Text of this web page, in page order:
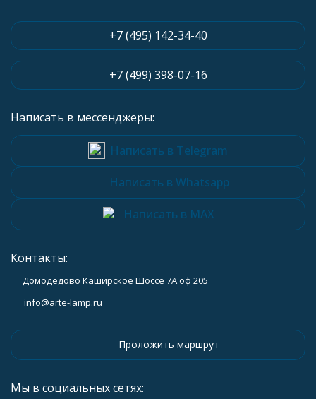
+7 (495) 142-34-40
+7 (499) 398-07-16
Написать в мессенджеры:
Написать в Telegram
Написать в Whatsapp
Написать в MAX
Контакты:
Домодедово Каширское Шоссе 7А оф 205
info@arte-lamp.ru
Проложить маршрут
Мы в социальных сетях: